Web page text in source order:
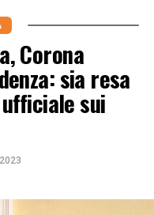
Corona
sia resa
sui